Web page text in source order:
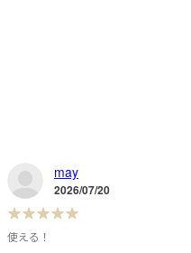
may
2026/07/20
使える！